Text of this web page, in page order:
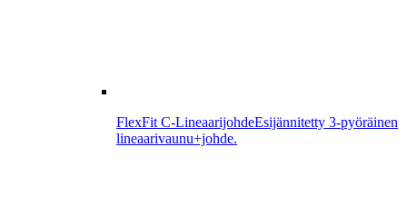
FlexFit C-LineaarijohdeEsijännitetty 3-pyöräinen
lineaarivaunu+johde.